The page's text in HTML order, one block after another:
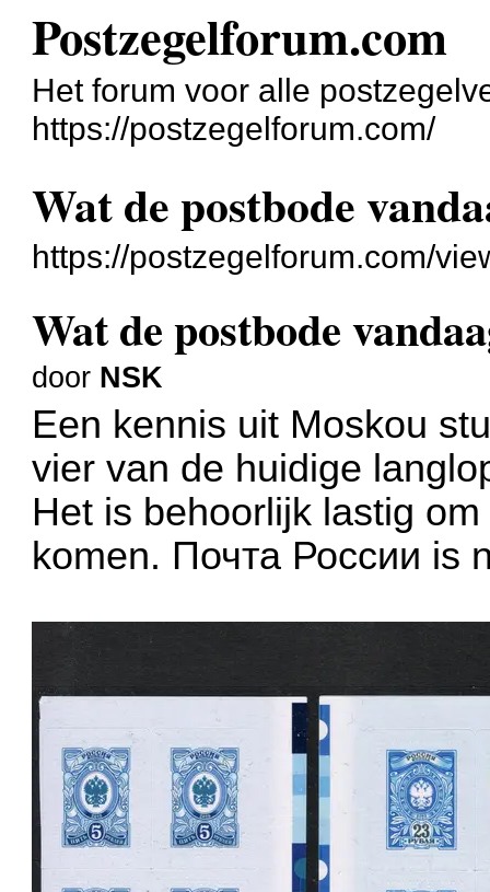
Postzegelforum.com
Het forum voor alle
https://postzegelforum.com/
Wat de postbode
https://postzegelforum.com/
Wat de postbode
door NSK
Een kennis uit Moskou
vier van de huidige
Het is behoorlijk lastig
komen. Почта России is